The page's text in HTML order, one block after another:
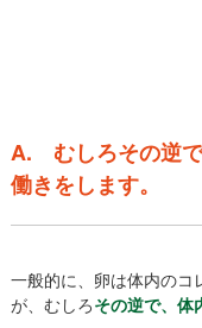
A. むしろその逆
働きをします。
一般的に、卵は体内のコ
が、むしろその逆で、体